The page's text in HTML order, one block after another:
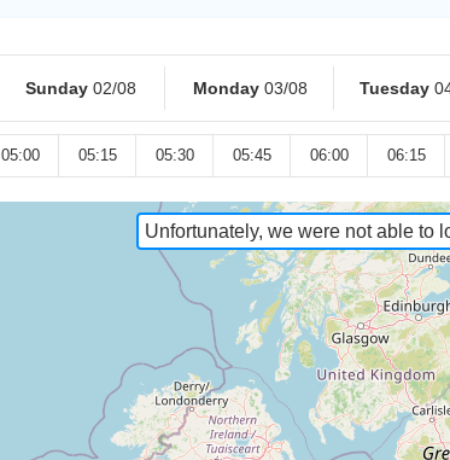
Sunday 02/08 Monday 03/08 Tuesday
05:00 05:15 05:30 05:45 06:00 06:15
Unfortunately, we were not able to